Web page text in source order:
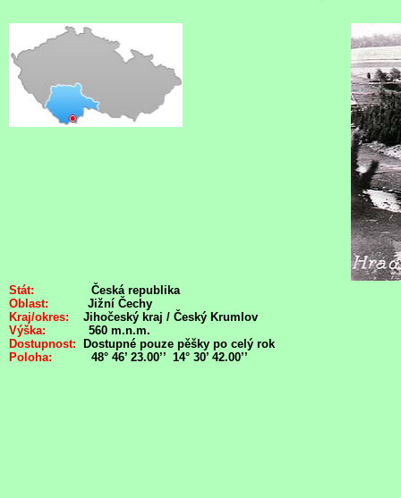
Stát:
Česká republika
Oblast: Jižní Čechy
Kraj/okres:
Jihočeský kraj / Český Krumlov
Výška:
560 m.n.m.
Dostupnost:
Dostupné pouze pěšky po celý rok
Poloha:
48° 46’ 23.00’’ 14° 30’ 42.00’’